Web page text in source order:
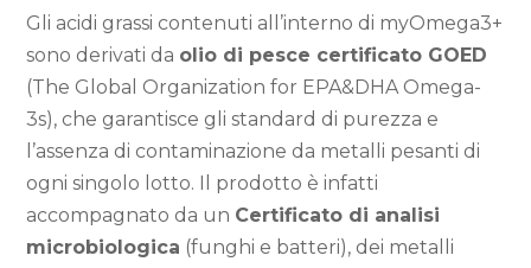
Gli acidi grassi contenuti all’interno di myOmega3+
sono derivati da olio di pesce certificato GOED
(The Global Organization for EPA&DHA Omega-
3s), che garantisce gli standard di purezza e
l’assenza di contaminazione da metalli pesanti di
ogni singolo lotto. Il prodotto è infatti
accompagnato da un Certificato di analisi
microbiologica (funghi e batteri), dei metalli